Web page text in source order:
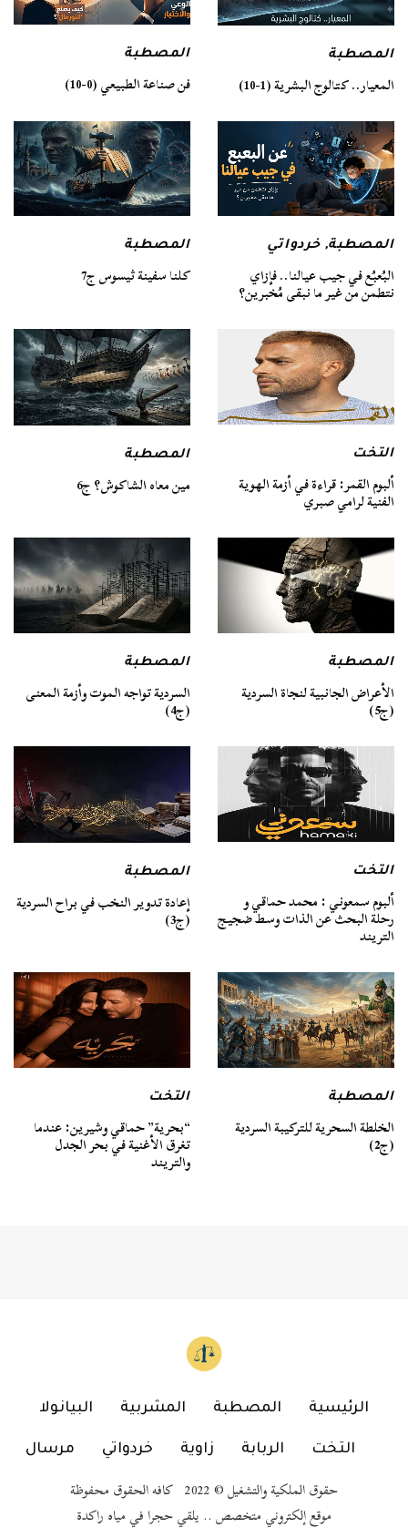
المصطبة
المعيار.. كتالوج البشرية (1-10)
المصطبة
فن صناعة الطبيعي (0-10)
المصطبة,خردواتي
البُعبُع في جيب عيالنا.. فإزاي
نتطمن من غير ما نبقى مُخبرين؟
المصطبة
كلنا سفينة ثيسوس ج7
التخت
ألبوم القمر: قراءة في أزمة الهوية
الفنية لرامي صبري
المصطبة
مين معاه الشاكوش؟ ج6
المصطبة
الأعراض الجانبية لنجاة السردية
(ج5)
المصطبة
السردية تواجه الموت وأزمة المعنى
(ج4)
التخت
ألبوم سمعوني : محمد حماقي و
رحلة البحث عن الذات وسط ضجيج
التريند
المصطبة
إعادة تدوير النخب في براح السردية
(ج3)
المصطبة
الخلطة السحرية للتركيبة السردية
(ج2)
التخت
“بحرية” حماقي وشيرين: عندما
تغرق الأغنية في بحر الجدل
والتريند
الرئيسية المصطبة المشربية البيانولا
التخت الربابة زاوية خردواتي مرسال
حقوق الملكية والتشغيل © 2022 كافه الحقوق محفوظة
موقع إلكتروني متخصص .. يلقي حجرا في مياه راكدة